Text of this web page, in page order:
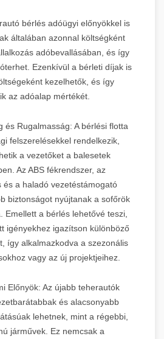
bérlés adóügyi előnyökkel is
általában azonnal költségként
adóbevallásában, és így
Ezenkívül a bérleti díjak is
kezelhetők, és így
az adóalap mértékét.
és Rugalmasság: A bérlési flotta
felszerelésekkel rendelkezik,
a vezetőket a balesetek
Az ABS fékrendszer, az
és a haladó vezetéstámogató
biztonságot nyújtanak a sofőrök
Emellett a bérlés lehetővé teszi,
igényekhez igazítson különböző
így alkalmazkodva a szezonális
vagy az új projektjeihez.
Előnyök: Az újabb teherautók
és alacsonyabb
lehetnek, mint a régebbi,
járművek. Ez nemcsak a